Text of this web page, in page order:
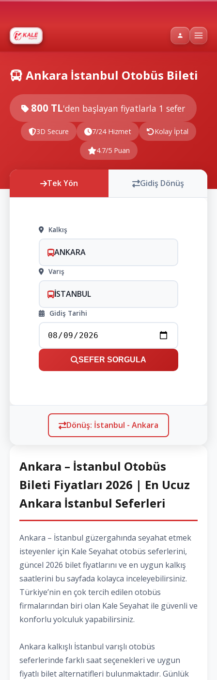
Ankara İstanbul Otobüs Bileti
800 TL'den başlayan fiyatlarla 1 sefer
3D Secure 7/24 Hizmet Kolay İptal
4.7/5 Puan
Tek Yön Gidiş Dönüş
Kalkış
ANKARA
Varış
İSTANBUL
Gidiş Tarihi
SEFER SORGULA
Dönüş: İstanbul - Ankara
Ankara – İstanbul Otobüs
Bileti Fiyatları 2026 | En Ucuz
Ankara İstanbul Seferleri
Ankara – İstanbul güzergahında seyahat etmek
isteyenler için Kale Seyahat otobüs seferlerini,
güncel 2026 bilet fiyatlarını ve en uygun kalkış
saatlerini bu sayfada kolayca inceleyebilirsiniz.
Türkiye’nin en çok tercih edilen otobüs
firmalarından biri olan Kale Seyahat ile güvenli ve
konforlu yolculuk yapabilirsiniz.
Ankara kalkışlı İstanbul varışlı otobüs
seferlerinde farklı saat seçenekleri ve uygun
fiyatlı bilet alternatifleri bulunmaktadır. Günlük